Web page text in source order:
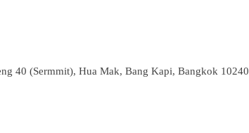
40 (Sermmit), Hua Mak, Bang Kapi, Bangkok 10240